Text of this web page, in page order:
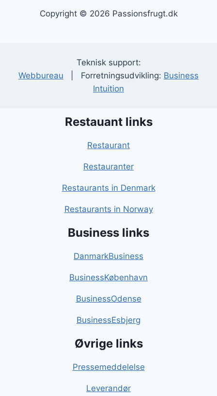
Copyright © 2026 Passionsfrugt.dk
Teknisk support:
Webbureau | Forretningsudvikling: Business
Intuition
Restauant links
Restaurant
Restauranter
Restaurants in Denmark
Restaurants in Norway
Business links
DanmarkBusiness
BusinessKøbenhavn
BusinessOdense
BusinessEsbjerg
Øvrige links
Pressemeddelelse
Leverandør